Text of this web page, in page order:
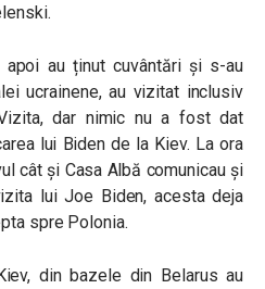
au ținut cuvântări și s-au
ucrainene, au vizitat inclusiv
dar nimic nu a fost dat
lui Biden de la Kiev. La ora
cât și Casa Albă comunicau și
lui Joe Biden, acesta deja
spre Polonia.
din bazele din Belarus au